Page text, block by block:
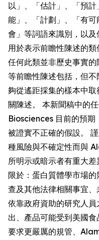
以」、「估計」、「預
能」、「計劃」、「有
會」等詞語來識別，以
用於表示前瞻性陳述的類
任何此類並非歷史事實
等前瞻性陳述包括，但
夠從遙距採集的樣本中
關陳述。 本新聞稿中的
Biosciences 目前的預期
被證實不正確的假設。
種風險與不確定性而與
所明示或暗示者有重大
限於：蛋白質體學市場
查及其他法律相關事宜
依靠政府資助的研究人
出、產品可能受到美國
要求更嚴厲的規管、